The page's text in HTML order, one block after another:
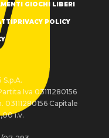
GIOCHI LIBERI
PRIVACY POLICY
S.p.A.
Iva 03111280156
Capitale
i.v.